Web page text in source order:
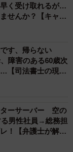
けとなることが
なりやすいた
に敏感になって
、警察による摘
れました。警察
」として警戒し
ります。「遊び
段階に来ている
く受け取れるが…
せんか？【キャリ
す、帰らない
障害のある60歳次
【司法書士の現場
ターサーバー 空の
男性社員→総務担
！【弁護士が解